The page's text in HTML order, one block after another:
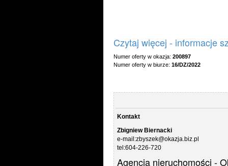
Czytaj więcej - informacje
Numer oferty w okazja: 200897
Numer oferty w biurze: 16/DZ/2022
Kontakt
Zbigniew Biernacki
e-mail:zbyszek@okazja.biz.pl
tel:604-226-720
Agencja nieruchomości -